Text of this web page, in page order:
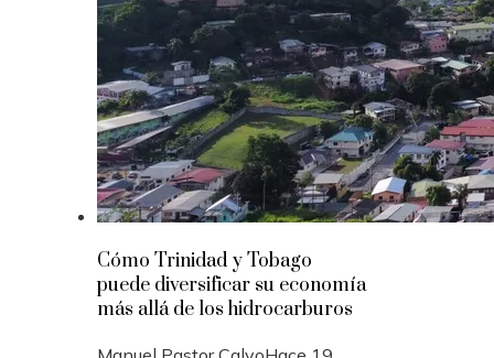
Cómo Trinidad y Tobago
puede diversificar su economía
más allá de los hidrocarburos